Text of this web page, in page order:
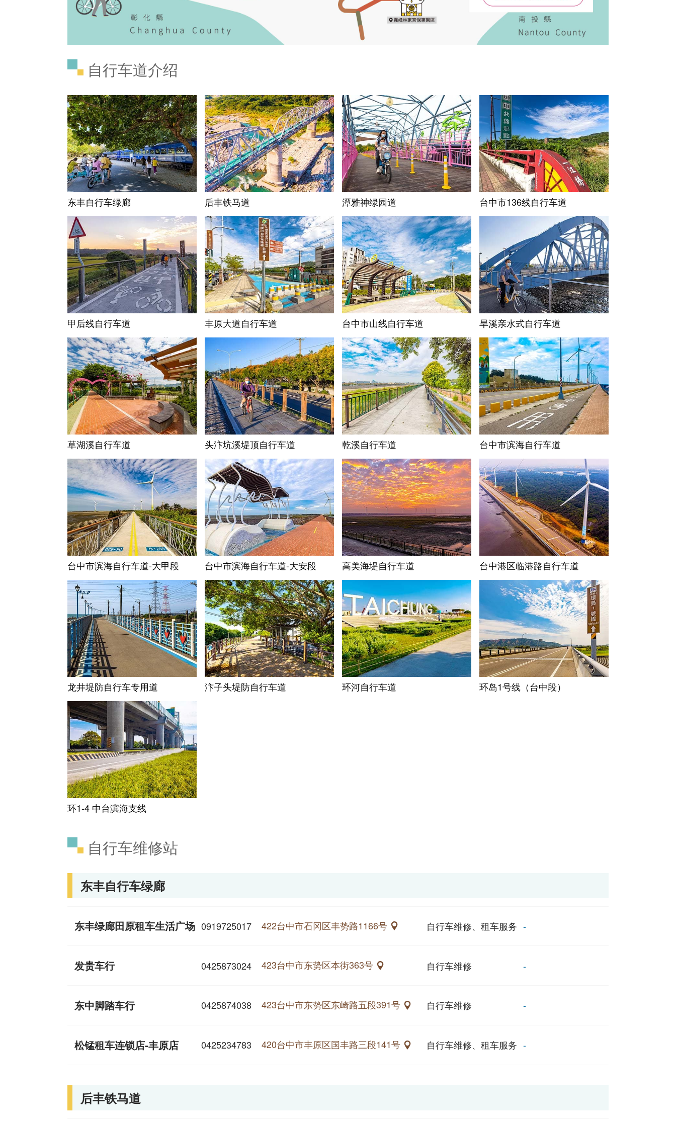
自行车道介绍
东丰自行车绿廊 后丰铁马道 潭雅神绿园道 台中市136线自行车道
甲后线自行车道 丰原大道自行车道 台中市山线自行车道 旱溪亲水式自行车道
草湖溪自行车道 头汴坑溪堤顶自行车道 乾溪自行车道 台中市滨海自行车道
台中市滨海自行车道-大甲段 台中市滨海自行车道-大安段 高美海堤自行车道 台中港区临港路自行车道
龙井堤防自行车专用道 汴子头堤防自行车道 环河自行车道 环岛1号线（台中段）
环1-4 中台滨海支线
自行车维修站
东丰自行车绿廊
东丰绿廊田原租车生活广场 0919725017 422台中市石冈区丰势路1166号 自行车维修、租车服务 -
发贵车行 0425873024 423台中市东势区本街363号 自行车维修 -
东中脚踏车行 0425874038 423台中市东势区东崎路五段391号 自行车维修 -
松锰租车连锁店-丰原店 0425234783 420台中市丰原区国丰路三段141号 自行车维修、租车服务 -
后丰铁马道